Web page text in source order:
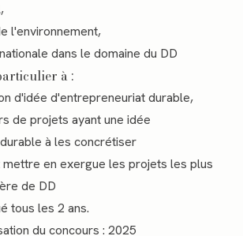
l'environnement,
dans le domaine du DD
à :
d'idée d'entrepreneuriat durable,
de projets ayant une idée
à les concrétiser
mettre en exergue les projets les plus
de DD
tous les 2 ans.
du concours : 2025